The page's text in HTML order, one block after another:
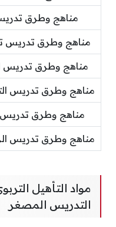
مناهج وطرق
مناهج وطرق تدريس
مناهج وطرق تدريس
مناهج وطرق تدريس
مناهج وطرق تدريس
مناهج وطرق تدريس
مواد التأهيل
التدريس المصغر